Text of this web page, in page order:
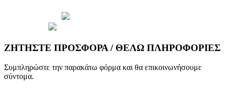
ΖΗΤΗΣΤΕ ΠΡΟΣΦΟΡΑ / ΘΕΛΩ ΠΛΗΡΟΦΟΡΙΕΣ
Συμπληρώστε την παρακάτω φόρμα και θα επικοινωνήσουμε
σύντομα.